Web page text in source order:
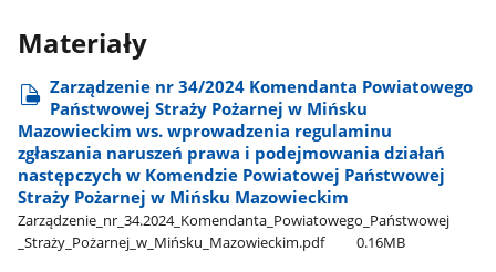
Materiały
Zarządzenie nr 34/2024 Komendanta Powiatowego
Państwowej Straży Pożarnej w Mińsku
Mazowieckim ws. wprowadzenia regulaminu
zgłaszania naruszeń prawa i podejmowania działań
następczych w Komendzie Powiatowej Państwowej
Straży Pożarnej w Mińsku Mazowieckim
Zarządzenie​_nr​_34.2024​_Komendanta​_Powiatowego​_Państwowej​
_Straży​_Pożarnej​_w​_Mińsku​_Mazowieckim.pdf
0.16MB